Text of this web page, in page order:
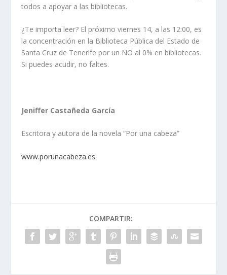
todos a apoyar a las bibliotecas.
¿Te importa leer? El próximo viernes 14, a las 12:00, es
la concentración en la Biblioteca Pública del Estado de
Santa Cruz de Tenerife por un NO al 0% en bibliotecas.
Si puedes acudir, no faltes.
Jeniffer Castañeda García
Escritora y autora de la novela “Por una cabeza”
www.porunacabeza.es
COMPARTIR: